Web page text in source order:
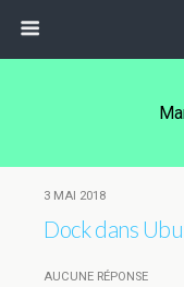
3 MAI 2018
Dock dans
AUCUNE RÉPONSE